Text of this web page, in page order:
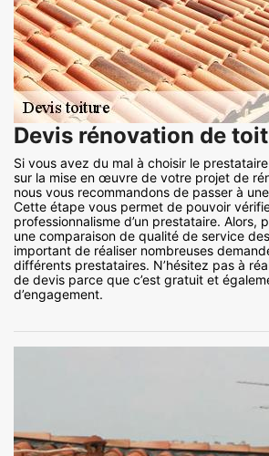
Devis rénovation de
Si vous avez du mal à choisir le
sur la mise en œuvre de votre projet de
nous vous recommandons de passer à
Cette étape vous permet de pouvoir
professionnalisme d’un prestataire. Alors,
une comparaison de qualité de service
important de réaliser nombreuses
différents prestataires. N’hésitez pas à
de devis parce que c’est gratuit et
d’engagement.